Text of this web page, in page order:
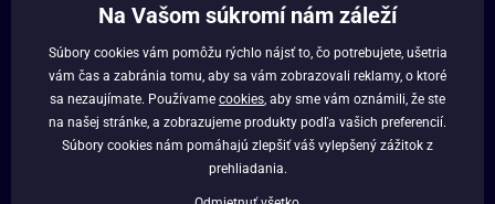
VERNOSTNÝ PROGRAM
FACEBOOK
Na Vašom súkromí nám záleží
Súbory cookies vám pomôžu rýchlo nájsť to, čo potrebujete, ušetria
vám čas a zabránia tomu, aby sa vám zobrazovali reklamy, o ktoré
sa nezaujímate. Používame cookies , aby sme vám oznámili, že ste
na našej stránke, a zobrazujeme produkty podľa vašich preferencií.
Súbory cookies nám pomáhajú zlepšiť váš vylepšený zážitok z
prehliadania.